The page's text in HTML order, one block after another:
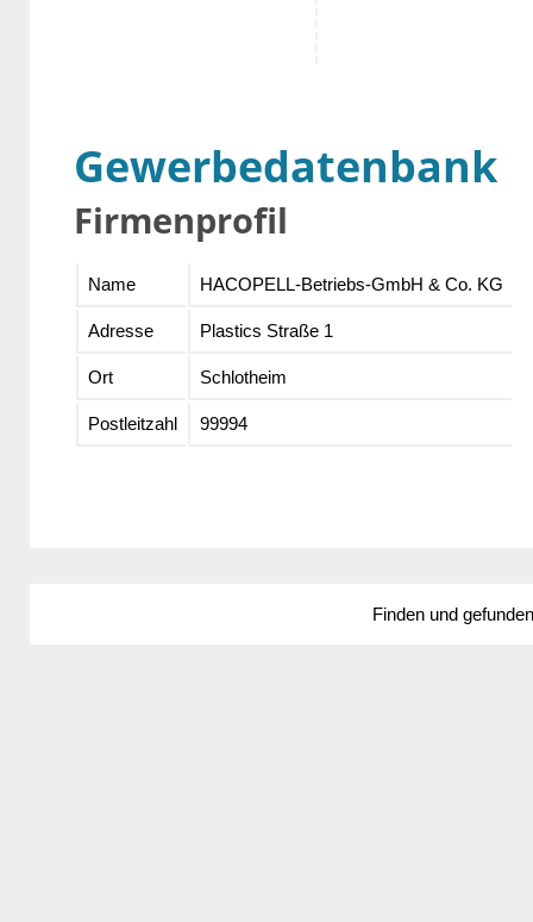
Gewerbedatenbank
Firmenprofil
Name HACOPELL-Betriebs-GmbH & Co. KG
Adresse Plastics Straße 1
Ort Schlotheim
Postleitzahl 99994
Finden und